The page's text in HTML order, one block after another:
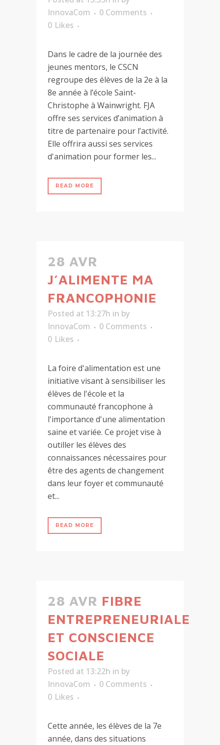
InnovaCom
0 Comments
0 Likes
Dans le cadre de la journée des
jeunes mentors, le CSCN
regroupe des élèves de la 2e à la
8e année à l’école Saint-
Christophe à Wainwright. FJA
offre ses services d’animation à
titre de partenaire pour l’activité.
Elle offrira aussi ses services
d'animation pour former les...
READ MORE
28 AVR
J’ALIMENTE MA
FRANCOPHONIE
Posted at 13:27h in by
InnovaCom
0 Comments
0 Likes
La foire d'alimentation est une
initiative visant à sensibiliser les
élèves de l'école et la
communauté francophone à
l'importance d'une alimentation
saine et variée. Ce projet vise à
outiller les élèves des
connaissances nécessaires pour
être des agents de changement
dans leur foyer et communauté
et...
READ MORE
28 AVR FIBRE
ENTREPRENEURIALE
ET CONSCIENCE
SOCIALE
Posted at 13:22h in by
InnovaCom
0 Comments
0 Likes
Cette année, les élèves de la 7e
année, dans des situations